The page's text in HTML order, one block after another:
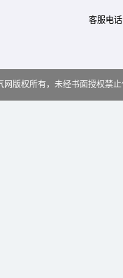
客服电
网版权所有，未经书面授权